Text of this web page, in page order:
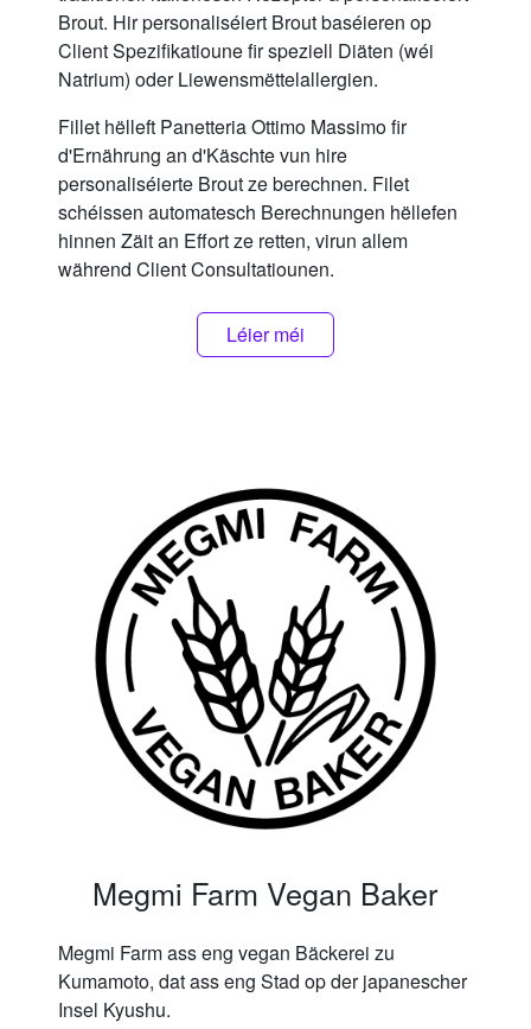
Brout. Hir personaliséiert Brout baséieren op
Client Spezifikatioune fir speziell Diäten (wéi
Natrium) oder Liewensmëttelallergien.
Fillet hëlleft Panetteria Ottimo Massimo fir
d'Ernährung an d'Käschte vun hire
personaliséierte Brout ze berechnen. Filet
schéissen automatesch Berechnungen hëllefen
hinnen Zäit an Effort ze retten, virun allem
während Client Consultatiounen.
Léier méi
Megmi Farm Vegan Baker
Megmi Farm ass eng vegan Bäckerei zu
Kumamoto, dat ass eng Stad op der japanescher
Insel Kyushu.